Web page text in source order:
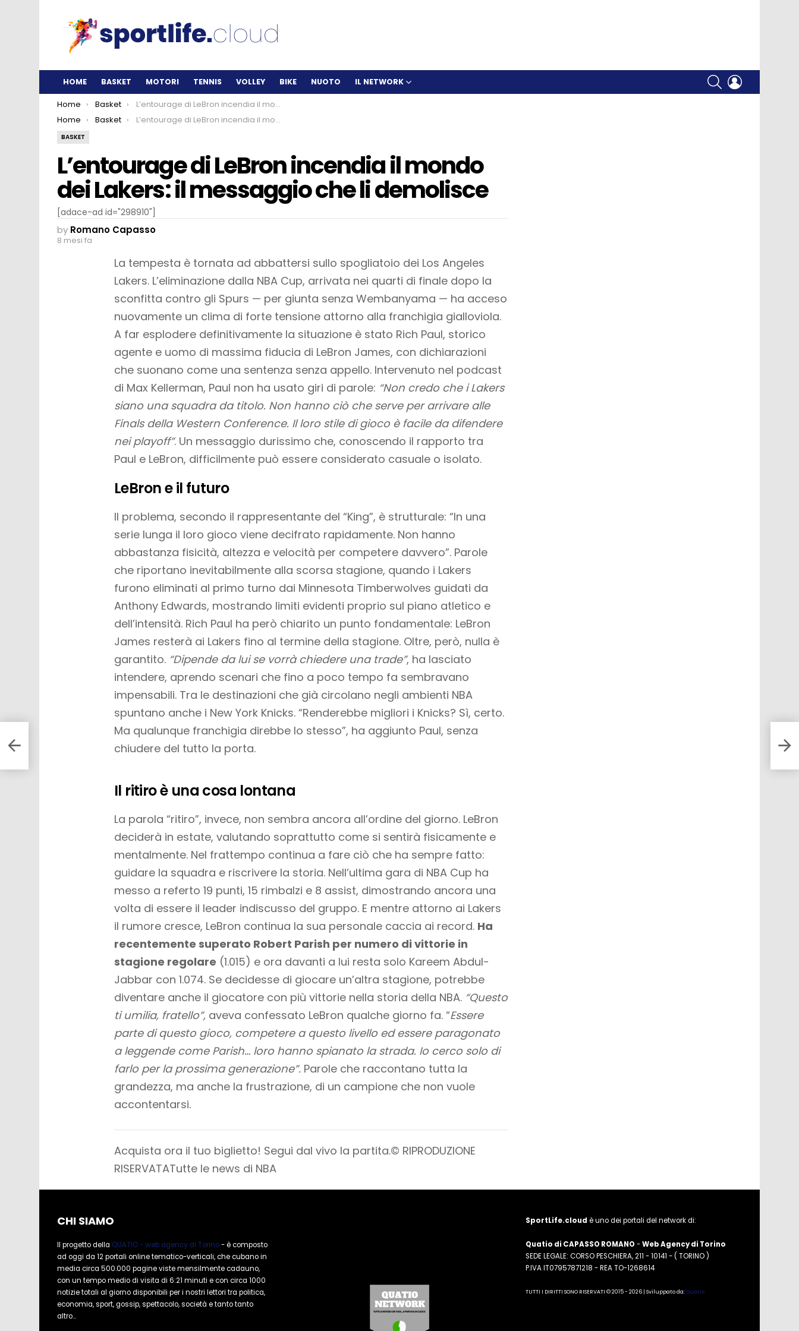
HOME BASKET MOTORI TENNIS VOLLEY BIKE NUOTO IL NETWORK
SEARCH
You are here:
Home Basket
L’entourage di LeBron incendia il mondo dei Lakers: il messaggio che li demolisce
You are here:
Home Basket L’entourage di LeBron incendia il mondo dei Lakers: il messaggio che li demolisce
BASKET
L’entourage di LeBron incendia il mondo
dei Lakers: il messaggio che li demolisce
[adace-ad id="298910"]
by Romano Capasso
8 mesi fa
La tempesta è tornata ad abbattersi sullo spogliatoio dei Los Angeles
Lakers. L’eliminazione dalla NBA Cup, arrivata nei quarti di finale dopo la
sconfitta contro gli Spurs — per giunta senza Wembanyama — ha acceso
nuovamente un clima di forte tensione attorno alla franchigia gialloviola.
A far esplodere definitivamente la situazione è stato Rich Paul, storico
agente e uomo di massima fiducia di LeBron James, con dichiarazioni
che suonano come una sentenza senza appello. Intervenuto nel podcast
di Max Kellerman, Paul non ha usato giri di parole: “Non credo che i Lakers
siano una squadra da titolo. Non hanno ciò che serve per arrivare alle
Finals della Western Conference. Il loro stile di gioco è facile da difendere
nei playoff”. Un messaggio durissimo che, conoscendo il rapporto tra
Paul e LeBron, difficilmente può essere considerato casuale o isolato.
LeBron e il futuro
Il problema, secondo il rappresentante del “King”, è strutturale: “In una
serie lunga il loro gioco viene decifrato rapidamente. Non hanno
abbastanza fisicità, altezza e velocità per competere davvero”. Parole
che riportano inevitabilmente alla scorsa stagione, quando i Lakers
furono eliminati al primo turno dai Minnesota Timberwolves guidati da
Anthony Edwards, mostrando limiti evidenti proprio sul piano atletico e
dell’intensità. Rich Paul ha però chiarito un punto fondamentale: LeBron
James resterà ai Lakers fino al termine della stagione. Oltre, però, nulla è
garantito. “Dipende da lui se vorrà chiedere una trade”, ha lasciato
intendere, aprendo scenari che fino a poco tempo fa sembravano
impensabili. Tra le destinazioni che già circolano negli ambienti NBA
spuntano anche i New York Knicks. “Renderebbe migliori i Knicks? Sì, certo.
Ma qualunque franchigia direbbe lo stesso”, ha aggiunto Paul, senza
chiudere del tutto la porta.
Il ritiro è una cosa lontana
La parola “ritiro”, invece, non sembra ancora all’ordine del giorno. LeBron
deciderà in estate, valutando soprattutto come si sentirà fisicamente e
mentalmente. Nel frattempo continua a fare ciò che ha sempre fatto:
guidare la squadra e riscrivere la storia. Nell’ultima gara di NBA Cup ha
messo a referto 19 punti, 15 rimbalzi e 8 assist, dimostrando ancora una
volta di essere il leader indiscusso del gruppo. E mentre attorno ai Lakers
il rumore cresce, LeBron continua la sua personale caccia ai record. Ha
recentemente superato Robert Parish per numero di vittorie in
stagione regolare (1.015) e ora davanti a lui resta solo Kareem Abdul-
Jabbar con 1.074. Se decidesse di giocare un’altra stagione, potrebbe
diventare anche il giocatore con più vittorie nella storia della NBA. “Questo
ti umilia, fratello”, aveva confessato LeBron qualche giorno fa. “Essere
parte di questo gioco, competere a questo livello ed essere paragonato
a leggende come Parish… loro hanno spianato la strada. Io cerco solo di
farlo per la prossima generazione”. Parole che raccontano tutta la
grandezza, ma anche la frustrazione, di un campione che non vuole
accontentarsi.
Acquista ora il tuo biglietto! Segui dal vivo la partita.© RIPRODUZIONE
RISERVATATutte le news di NBA
CHI SIAMO
Il progetto della QUATIO - web agency di Torino- è composto
ad oggi da 12 portali online tematico-verticali, che cubano in
media circa 500.000 pagine viste mensilmente cadauno,
con un tempo medio di visita di 6:21 minuti e con circa 1000
notizie totali al giorno disponibili per i nostri lettori tra politica,
economia, sport, gossip, spettacolo, società e tanto tanto
altro...
SportLife.cloud è uno dei portali del network di:
Quatio di CAPASSO ROMANO -Web Agency di Torino
SEDE LEGALE: CORSO PESCHIERA, 211 - 10141 - ( TORINO )
P.IVA IT07957871218 - REA TO-1268614
TUTTI I DIRITTI SONO RISERVATI © 2015 - 2026 | Sviluppato da:Quatio